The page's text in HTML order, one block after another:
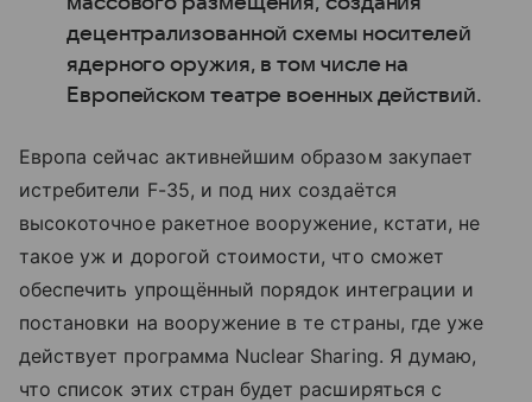
децентрализованной схемы носителей
ядерного оружия, в том числе на
Европейском театре военных действий.
Европа сейчас активнейшим образом закупает
истребители F-35, и под них создаётся
высокоточное ракетное вооружение, кстати, не
такое уж и дорогой стоимости, что сможет
обеспечить упрощённый порядок интеграции и
постановки на вооружение в те страны, где уже
действует программа Nuclear Sharing. Я думаю,
что список этих стран будет расширяться с